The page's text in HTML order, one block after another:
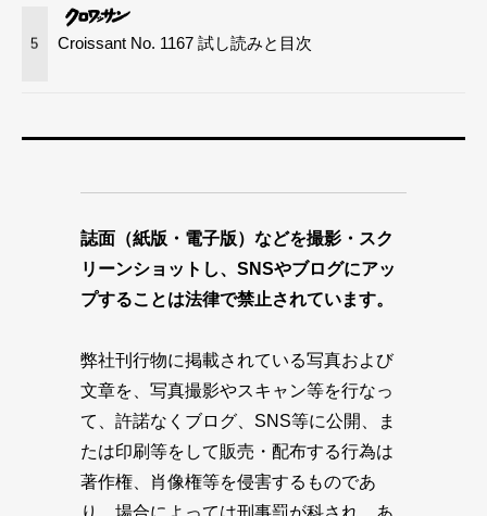
5 Croissant No. 1167 試し読みと目次
誌面（紙版・電子版）などを撮影・スク
リーンショットし、SNSやブログにアッ
プすることは法律で禁止されています。
弊社刊行物に掲載されている写真および
文章を、写真撮影やスキャン等を行なっ
て、許諾なくブログ、SNS等に公開、ま
たは印刷等をして販売・配布する行為は
著作権、肖像権等を侵害するものであ
り、場合によっては刑事罰が科され、あ